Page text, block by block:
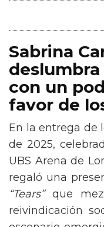
Sabrina
deslumbra
con un
favor de
En la entrega de
de 2025,
UBS Arena de
regaló una
“Tears”que
reivindicación